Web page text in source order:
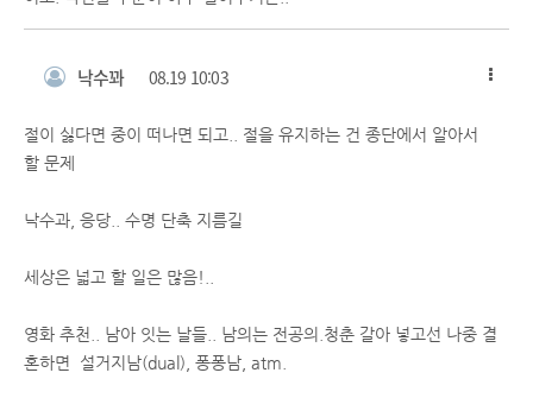
낙수꽈 08.19 10:03
절이 싫다면 중이 떠나면 되고.. 절을 유지하는 건 종단에서 알아서
할 문제
낙수과, 응당.. 수명 단축 지름길
세상은 넓고 할 일은 많음!..
영화 추천.. 남아 잇는 날들.. 남의는 전공의.청춘 갈아 넣고선 나중 결
혼하면 설거지남(dual), 퐁퐁남, atm.